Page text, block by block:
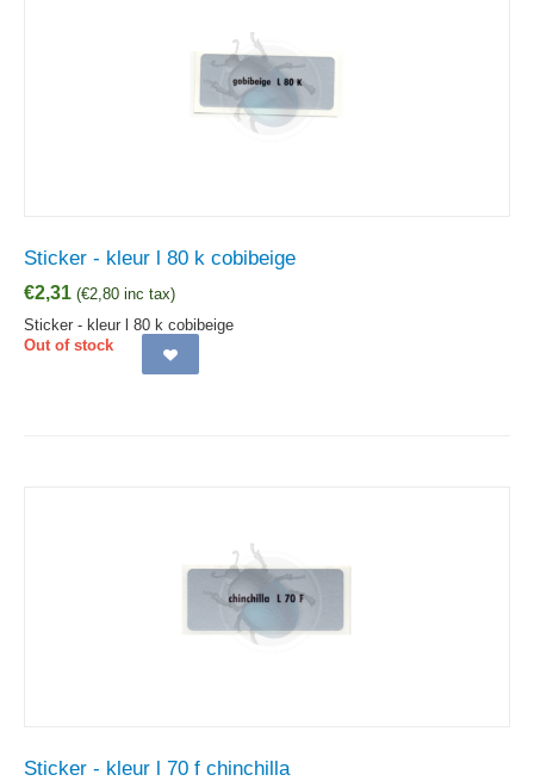
Sticker - kleur l 80 k cobibeige
€2,31 (€2,80 inc tax)
Sticker - kleur l 80 k cobibeige
Out of stock
Sticker - kleur l 70 f chinchilla